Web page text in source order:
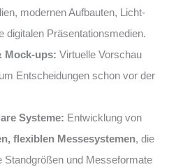
modernen Aufbauten, Licht-
digitalen Präsentationsmedien.
Mock-ups: Virtuelle Vorschau
Entscheidungen schon vor der
Systeme: Entwicklung von
flexiblen Messesystemen, die
Standgrößen und Messeformate